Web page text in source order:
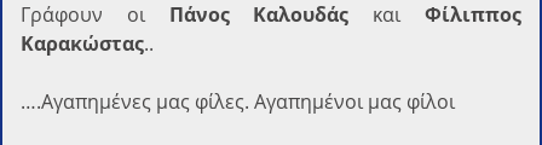
Γράφoυν οι Πάνος Καλουδάς και Φίλιππος
Καρακώστας..
….Αγαπημένες μας φίλες. Αγαπημένοι μας φίλοι